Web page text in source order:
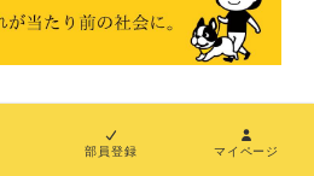
部員登録 マイページ